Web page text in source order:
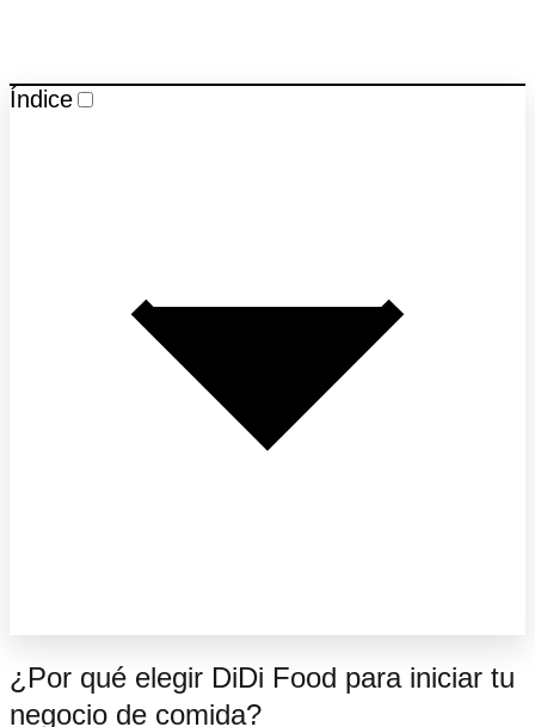
Índice
¿Por qué elegir DiDi Food para iniciar tu
negocio de comida?